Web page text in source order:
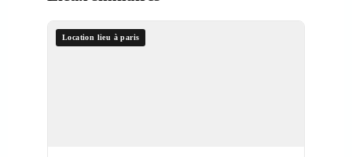
Location lieu à paris